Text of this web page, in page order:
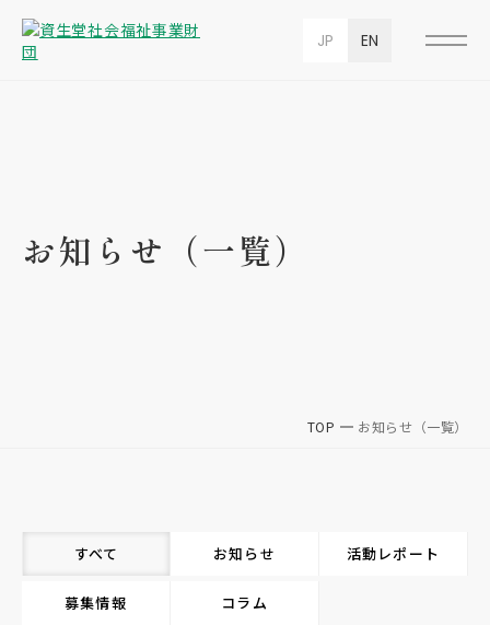
JP EN
お知らせ（一覧）
TOP お知らせ（一覧）
すべて お知らせ 活動レポート
募集情報 コラム